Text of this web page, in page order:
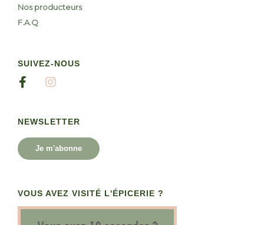
Nos producteurs
F.A.Q
SUIVEZ-NOUS
NEWSLETTER
Je m'abonne
VOUS AVEZ VISITÉ L'ÉPICERIE ?